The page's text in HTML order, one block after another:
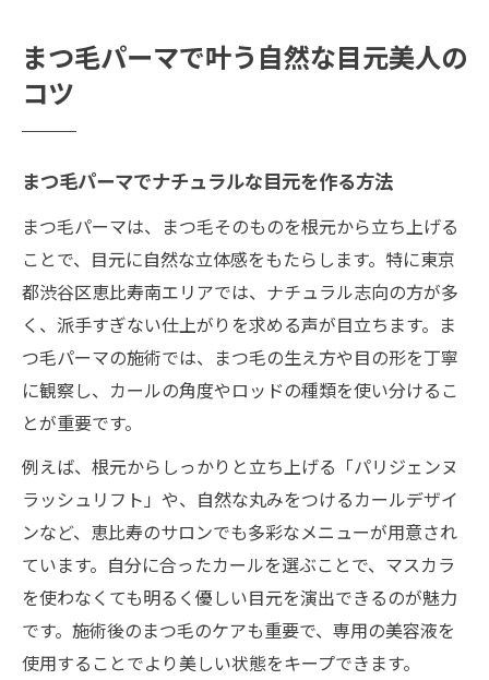
まつ毛パーマで叶う自然な目元美人の
コツ
まつ毛パーマでナチュラルな目元を作る方法
まつ毛パーマは、まつ毛そのものを根元から立ち上げる
ことで、目元に自然な立体感をもたらします。特に東京
都渋谷区恵比寿南エリアでは、ナチュラル志向の方が多
く、派手すぎない仕上がりを求める声が目立ちます。ま
つ毛パーマの施術では、まつ毛の生え方や目の形を丁寧
に観察し、カールの角度やロッドの種類を使い分けるこ
とが重要です。
例えば、根元からしっかりと立ち上げる「パリジェンヌ
ラッシュリフト」や、自然な丸みをつけるカールデザイ
ンなど、恵比寿のサロンでも多彩なメニューが用意され
ています。自分に合ったカールを選ぶことで、マスカラ
を使わなくても明るく優しい目元を演出できるのが魅力
です。施術後のまつ毛のケアも重要で、専用の美容液を
使用することでより美しい状態をキープできます。